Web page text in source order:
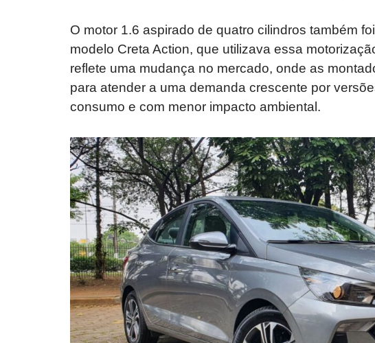
O motor 1.6 aspirado de quatro cilindros também
modelo Creta Action, que utilizava essa
reflete uma mudança no mercado, onde as
para atender a uma demanda crescente por
consumo e com menor impacto ambiental.